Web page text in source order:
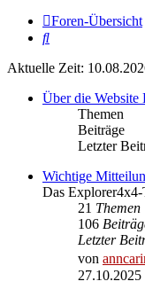
Foren-Übersicht
Suche
Aktuelle Zeit:
Über die Website
Themen
Beiträge
Letzter
Wichtige
Das
21 Themen
106
Letzter
von
27.10.2025